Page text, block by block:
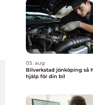
05. aug
Bilverkstad jönköping så hittar du rätt
hjälp för din bil